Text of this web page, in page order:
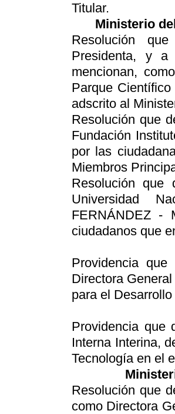
Titular.
Ministerio
Resolución
Presidenta, y
mencionan,
Parque
adscrito al
Resolución que
Fundación
por las
Miembros
Resolución que
Universidad
FERNÁNDEZ -
ciudadanos que
Providencia
Directora
para el
Providencia que
Interna Interina,
Tecnología en el
Resolución que
como Directora